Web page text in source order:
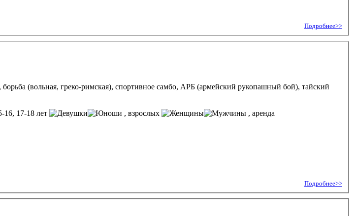
Подробнее>>
(вольная, греко-римская), спортивное самбо, АРБ (армейский рукопашный бой), тайский
16, 17-18 лет , взрослых , аренда
Подробнее>>